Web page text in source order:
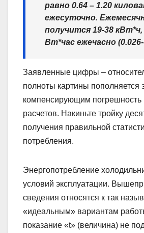
равно 0.64 – 1.20
ежесуточно.
получится 19-38 кВт*ч,
Вт*час ежечасно
Заявленные цифры –
полноты картины пополняется
компенсирующим
расчетов. Накиньте тройку
получения правильной
потребления.
Энергопотребление
условий эксплуатации.
сведения относятся к так
«идеальным» вариантам
показание «t» (величина) не